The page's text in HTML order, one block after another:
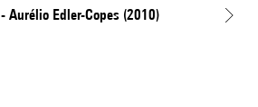
Aurélio Edler-Copes (2010)